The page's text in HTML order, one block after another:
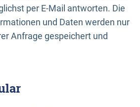
per E-Mail antworten. Die
und Daten werden nur
Anfrage gespeichert und